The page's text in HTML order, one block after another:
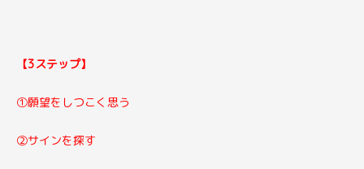
【3ステップ】
①願望をしつこく思う
②サインを探す